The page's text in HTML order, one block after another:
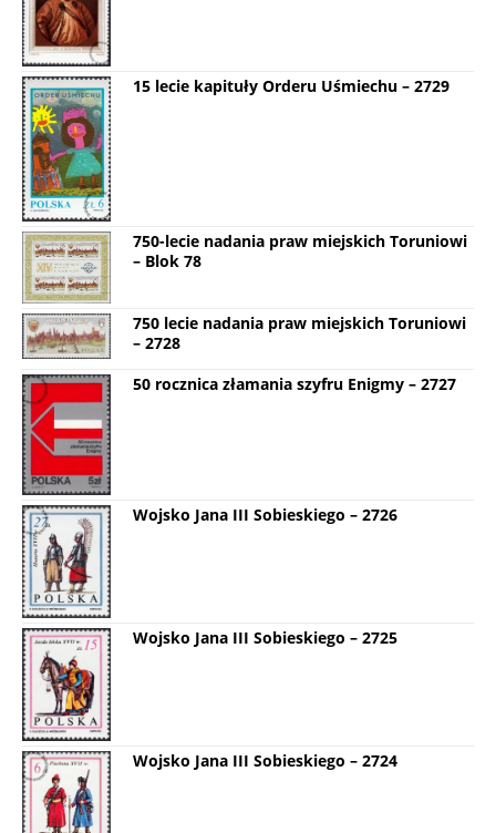
15 lecie kapituły Orderu Uśmiechu – 2729
750-lecie nadania praw miejskich Toruniowi
– Blok 78
750 lecie nadania praw miejskich Toruniowi
– 2728
50 rocznica złamania szyfru Enigmy – 2727
Wojsko Jana III Sobieskiego – 2726
Wojsko Jana III Sobieskiego – 2725
Wojsko Jana III Sobieskiego – 2724